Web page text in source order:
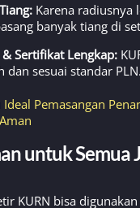
Karena radiusnya
banyak tiang di
Sertifikat Lengkap:
dan sesuai standar PLN.
Ideal Pemasangan
untuk Semua
KURN bisa